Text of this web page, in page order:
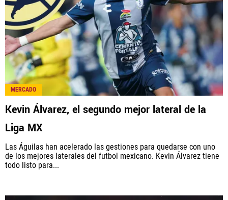
MERCADO
Kevin Álvarez, el segundo mejor lateral de la
Liga MX
Las Águilas han acelerado las gestiones para quedarse con uno
de los mejores laterales del futbol mexicano. Kevin Álvarez tiene
todo listo para...